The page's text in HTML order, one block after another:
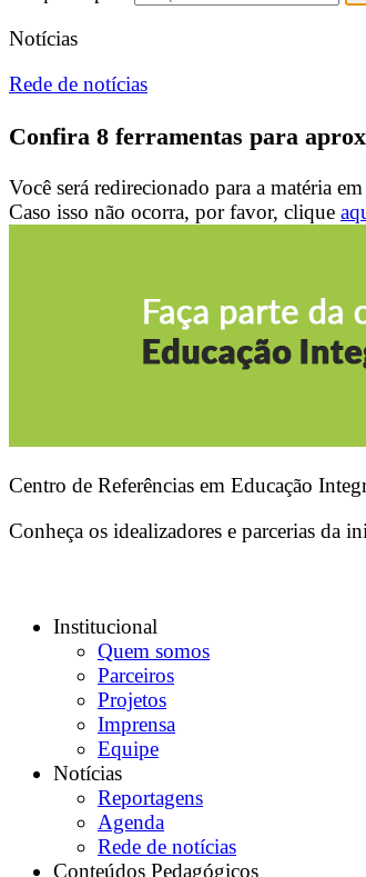
Notícias
Rede de notícias
Confira 8 ferramentas para
Você será redirecionado para a matéria em
Caso isso não ocorra, por favor, clique
Centro de Referências em Educação
Conheça os idealizadores e parcerias da
Institucional
Quem somos
Parceiros
Projetos
Imprensa
Equipe
Notícias
Reportagens
Agenda
Rede de notícias
Conteúdos Pedagógicos